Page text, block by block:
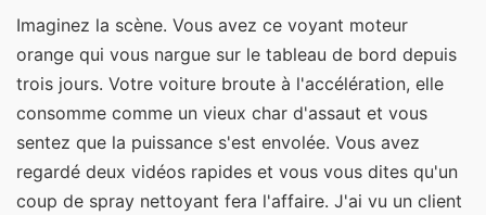
Imaginez la scène. Vous avez ce voyant moteur
orange qui vous nargue sur le tableau de bord depuis
trois jours. Votre voiture broute à l'accélération, elle
consomme comme un vieux char d'assaut et vous
sentez que la puissance s'est envolée. Vous avez
regardé deux vidéos rapides et vous vous dites qu'un
coup de spray nettoyant fera l'affaire. J'ai vu un client